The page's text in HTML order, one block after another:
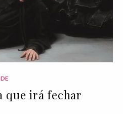
que irá fechar